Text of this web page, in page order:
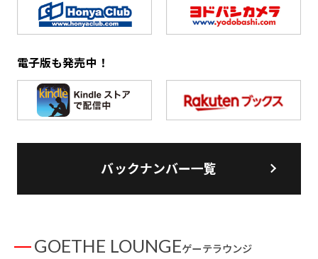
電子版も発売中！
バックナンバー一覧
GOETHE LOUNGEゲーテラウンジ